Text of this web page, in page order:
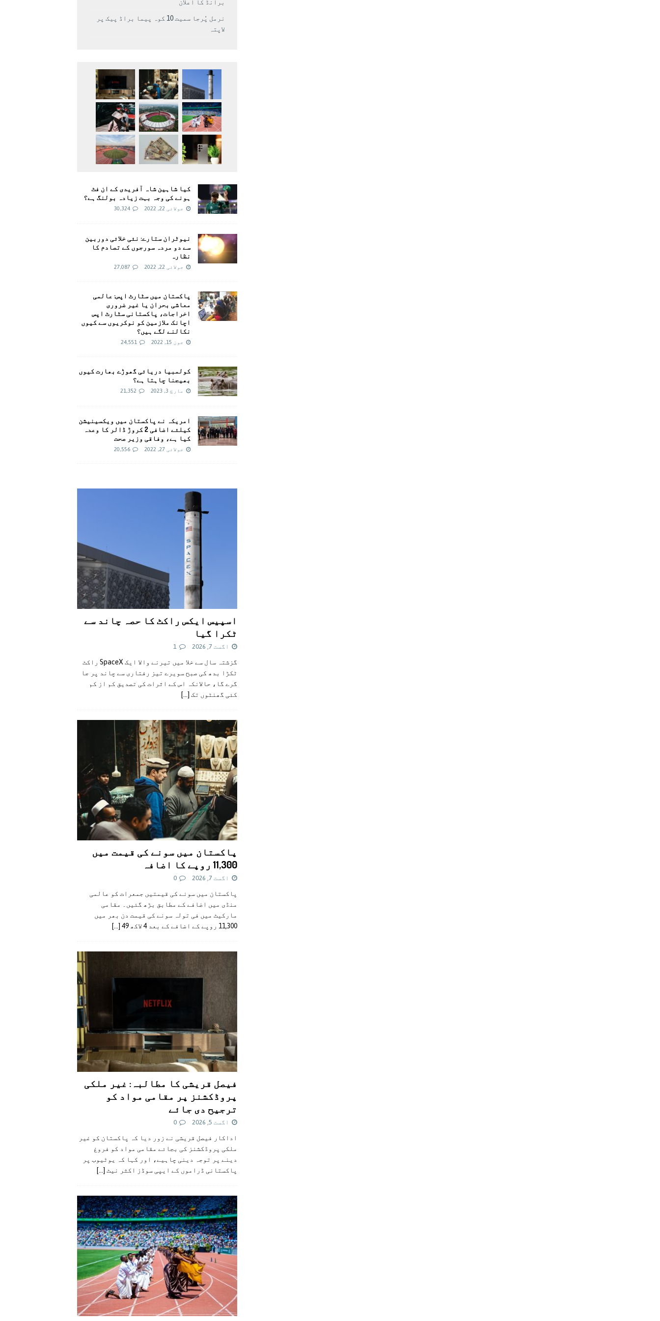
برانڈ کا اعلان
نرمل پُرجا سمیت 10 کوہ پیما براڈ پیک پر
لاپتہ
کیا شاہین شاہ آفریدی کے ان فٹ
ہونے کی وجہ بہت زیادہ بولنگ ہے؟
جولائی 22, 2022 30,324
نیوٹران ستارے: نئی خلائی دوربین
سے دو مردہ سورجوں کے تصادم کا
نظارہ
جولائی 22, 2022 27,087
پاکستان میں سٹارٹ اپس: عالمی
معاشی بحران یا غیر ضروری
اخراجات، پاکستانی سٹارٹ اپس
اچانک ملازمین کو نوکریوں سے کیوں
نکالنے لگے ہیں؟
جون 15, 2022 24,551
کولمبیا دریائی گھوڑے بھارت کیوں
بھیجنا چاہتا ہے؟
مارچ 3, 2023 21,352
امريکہ نے پاکستان میں ویکسینیشن
کیلئے اضافی 2 کروڑ ڈالر کا وعدہ
کیا ہے، وفاقی وزیر صحت
جولائی 27, 2022 20,556
اسپیس ایکس راکٹ کا حصہ چاند سے
ٹکرا گیا
اگست 7, 2026 1
گزشتہ سال سے خلا میں تیرنے والا ایک SpaceX راکٹ
ٹکڑا بدھ کی صبح سویرے تیز رفتاری سے چاند پر جا
گرے گا، حالانکہ اس کے اثرات کی تصدیق کم از کم
کئی گھنٹوں تک [...]
پاکستان میں سونے کی قیمت میں
11,300 روپے کا اضافہ
اگست 7, 2026 0
پاکستان میں سونے کی قیمتیں جمعرات کو عالمی
منڈی میں اضافے کے مطابق بڑھ گئیں۔ مقامی
مارکیٹ میں فی تولہ سونے کی قیمت دن بھر میں
11,300 روپے کے اضافے کے بعد 4 لاکھ 49
[...]
فیصل قریشی کا مطالبہ: غیر ملکی
پروڈکشنز پر مقامی مواد کو
ترجیح دی جائے
اگست 5, 2026 0
اداکار فیصل قریشی نے زور دیا کہ پاکستان کو غیر
ملکی پروڈکشنز کی بجائے مقامی مواد کو فروغ
دینے پر توجہ دینی چاہیے، اور کہا کہ یوٹیوب پر
پاکستانی ڈراموں کے ایپی سوڈز اکثر نیٹ [...]